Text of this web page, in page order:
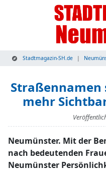
Stadtmagazin-SH.de
Straßennamen
mehr
Neumünster. Mit der
nach bedeutenden
Neumünster